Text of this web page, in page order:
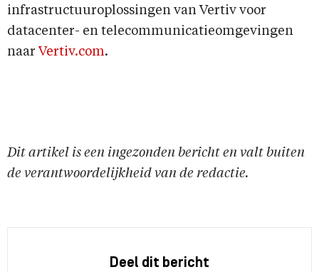
infrastructuuroplossingen van Vertiv voor
datacenter- en telecommunicatieomgevingen
naar Vertiv.com.
Dit artikel is een ingezonden bericht en valt buiten
de verantwoordelijkheid van de redactie.
Deel dit bericht